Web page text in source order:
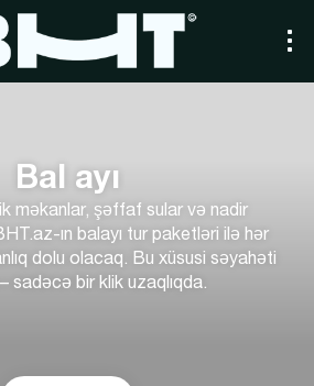
Bal ayı
məkanlar, şəffaf sular və nadir
ın balayı tur paketləri ilə hər
dolu olacaq. Bu xüsusi səyahəti
sadəcə bir klik uzaqlıqda.